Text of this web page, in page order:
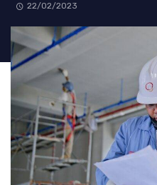
22/02/2023